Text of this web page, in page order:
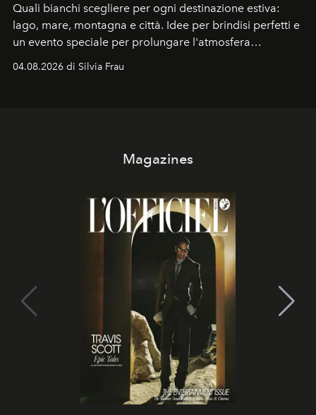
Quali bianchi scegliere per ogni destinazione estiva:
lago, mare, montagna e città. Idee per brindisi perfetti e
un evento speciale per prolungare l'atmosfera
04.08.2026 di Silvia Frau
Magazines